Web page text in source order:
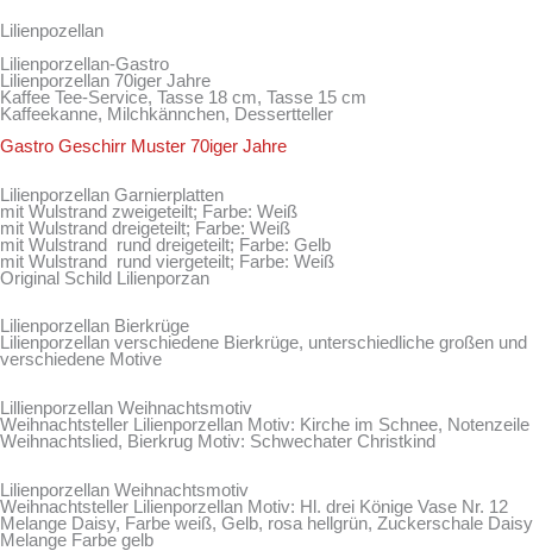
Lilienpozellan
Lilienporzellan-Gastro
Lilienporzellan 70iger Jahre
Kaffee Tee-Service, Tasse 18 cm, Tasse 15 cm
Kaffeekanne, Milchkännchen, Dessertteller
Gastro Geschirr Muster 70iger Jahre
Lilienporzellan Garnierplatten
mit Wulstrand zweigeteilt; Farbe: Weiß
mit Wulstrand dreigeteilt; Farbe: Weiß
mit Wulstrand rund dreigeteilt; Farbe: Gelb
mit Wulstrand rund viergeteilt; Farbe: Weiß
Original Schild Lilienporzan
Lilienporzellan Bierkrüge
Lilienporzellan verschiedene Bierkrüge, unterschiedliche großen und
verschiedene Motive
Lillienporzellan Weihnachtsmotiv
Weihnachtsteller Lilienporzellan Motiv: Kirche im Schnee, Notenzeile
Weihnachtslied, Bierkrug Motiv: Schwechater Christkind
Lilienporzellan Weihnachtsmotiv
Weihnachtsteller Lilienporzellan Motiv: Hl. drei Könige Vase Nr. 12
Melange Daisy, Farbe weiß, Gelb, rosa hellgrün, Zuckerschale Daisy
Melange Farbe gelb